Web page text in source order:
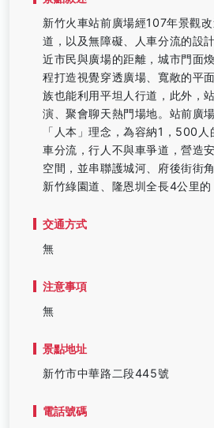
新竹火車站前廣場經107年景觀
道，以及無障礙、人車分流的設
近市民與廣場的距離，城市門面
程打造視覺穿透廣場、寬敞的平
族也能利用平坦人行道，此外，
演、聚會聊天熱門場地。站前廣
「人本」理念，為容納1，500人
車分流，行人不與車爭道，營造
空間，並串聯護城河、府後街街
新竹綠園道、隆恩圳全長4公里的
交通方式
無
注意事項
無
景點地址
新竹市中華路二段445號
電話號碼